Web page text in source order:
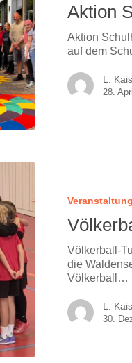
or ESC to close
Aktion
Aktion
auf dem
L.
28.
Völkerball-
die
Völkerball…
L.
30.